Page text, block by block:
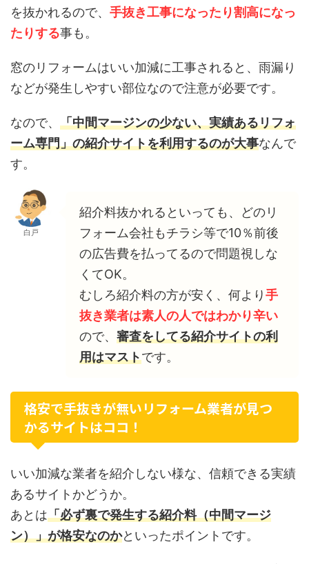
を抜かれるので、 手抜き工事になったり割高になっ
たりする事も。
窓のリフォームはいい加減に工事されると、雨漏り
などが発生しやすい部位なので注意が必要です。
なので、 「中間マージンの少ない、実績あるリフォ
ーム専門」の紹介サイトを利用するのが大事なんで
す。
白戸
紹介料抜かれるといっても、どのリ
フォーム会社もチラシ等で10％前後
の広告費を払ってるので問題視しな
くてOK。
むしろ紹介料の方が安く、何より手
抜き業者は素人の人ではわかり辛い
ので、 審査をしてる紹介サイトの利
用はマストです。
格安で手抜きが無いリフォーム業者が見つ
かるサイトはココ！
いい加減な業者を紹介しない様な、信頼できる実績
あるサイトかどうか。
あとは「必ず裏で発生する紹介料（中間マージ
ン）」が格安なのかといったポイントです。